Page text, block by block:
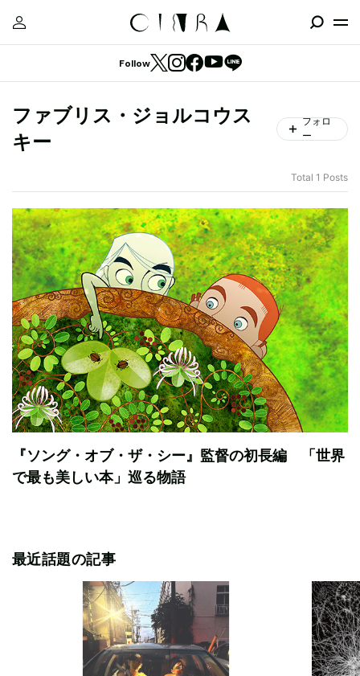
Follow
ファブリス・ジョルコウス
キー
フォロ
ー
Total 1 Posts
『ソング・オブ・ザ・シー』監督の初長編 「世界
で最も美しい本」巡る物語
最近話題の記事